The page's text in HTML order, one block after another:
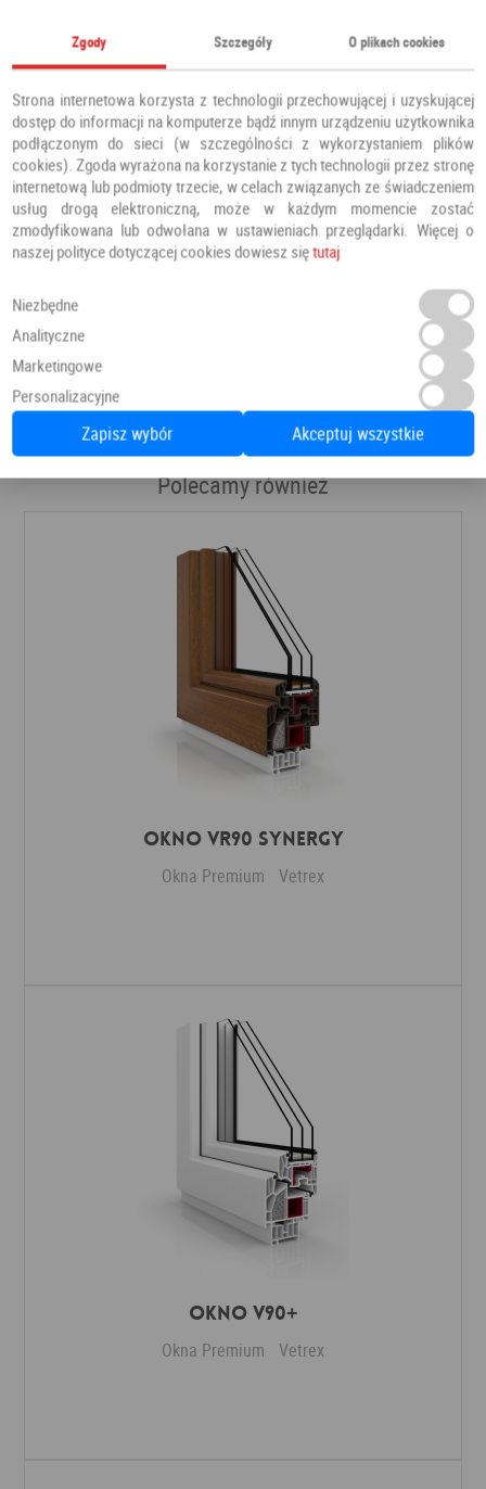
uszkodzeń mechanicznych (dotyczy koloru białego i
czarnego);
wytrzymałe wzmocnienia z ocynkowanej stali;
pakiety szybowe z wbudowaną ramką międzyszybową
dla lepszej izolacji
okucia od firmy ROTO NT
dwa zaczepy antywyważeniowe w skrzydle dla
bezpieczeństwa, dla jeszcze lepszej ochrony
zastosowano tu podwójne zabezpieczenie;
mechanizm uchylania okna czterostopniowy;
uszczelki z EPDM, które nie niszczą się i nie
odkształcają;
Polecamy również
Okno VR90 Synergy
Okna Premium Vetrex
Okno V90+
Okna Premium Vetrex
Zgody Szczegóły O plikach cookies
Strona internetowa korzysta z technologii przechowującej i uzyskującej
dostęp do informacji na komputerze bądź innym urządzeniu użytkownika
podłączonym do sieci (w szczególności z wykorzystaniem plików
cookies). Zgoda wyrażona na korzystanie z tych technologii przez stronę
internetową lub podmioty trzecie, w celach związanych ze świadczeniem
usług drogą elektroniczną, może w każdym momencie zostać
zmodyfikowana lub odwołana w ustawieniach przeglądarki. Więcej o
naszej polityce dotyczącej cookies dowiesz siętutaj
Niezbędne
Analityczne
Marketingowe
Personalizacyjne
Zapisz wybór Akceptuj wszystkie